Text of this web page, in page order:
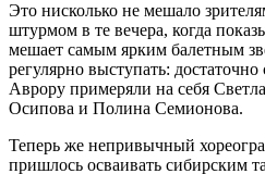
Это нисколько не мешало
штурмом в те вечера, когда
мешает самым ярким балетным
регулярно выступать: достаточно
Аврору примеряли на себя
Осипова и Полина Семионова.
Теперь же непривычный
пришлось осваивать сибирским